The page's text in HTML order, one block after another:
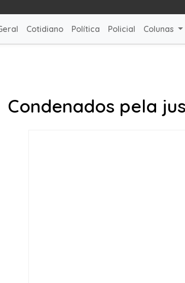
Cotidiano Política Policial Colunas
Condenados pela